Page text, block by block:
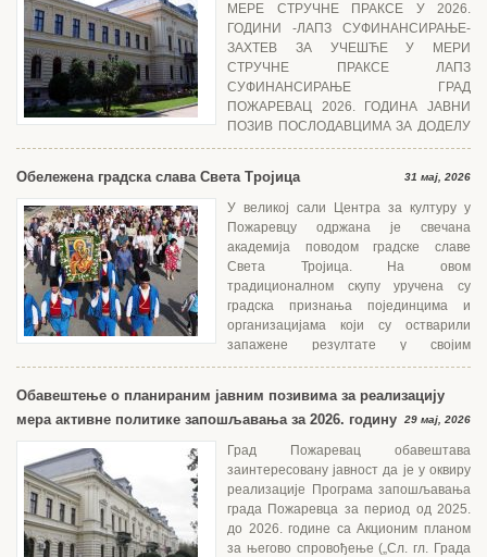
МЕРЕ СТРУЧНЕ ПРАКСЕ У 2026.
ГОДИНИ -ЛАПЗ СУФИНАНСИРАЊЕ-
ЗАХТЕВ ЗА УЧЕШЋЕ У МЕРИ
СТРУЧНЕ ПРАКСЕ ЛАПЗ
СУФИНАНСИРАЊЕ ГРАД
ПОЖАРЕВАЦ 2026. ГОДИНА ЈАВНИ
ПОЗИВ ПОСЛОДАВЦИМА ЗА ДОДЕЛУ
СУБВЕНЦИЈЕ ЗА ЗАПОШЉАВАЊЕ НЕЗАПОСЛЕНИХ ЛИЦА ИЗ
Обележена градска слава Света Тројица 31 мај, 2026
У великој сали Центра за културу у
Пожаревцу одржана је свечана
академија поводом градске славе
Света Тројица. На овом
традиционалном скупу уручена су
градска признања појединцима и
организацијама који су остварили
запажене резултате у својим
областима деловања. Новчане награде Града Пожаревца, ове године,...
Обавештење о планираним јавним позивима за реализацију
мера активне политике запошљавања за 2026. годину
29 мај, 2026
Град Пожаревац обавештава
заинтересовану јавност да је у оквиру
реализације Програма запошљавања
града Пожаревца за период од 2025.
до 2026. године са Акционим планом
за његово спровођењe („Сл. гл. Града